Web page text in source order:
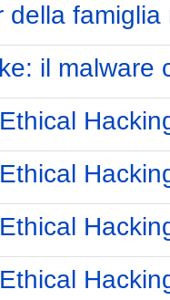
della
il malware